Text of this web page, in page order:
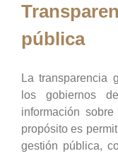
pública
La transparencia
los gobiernos
información
propósito es
gestión pública,